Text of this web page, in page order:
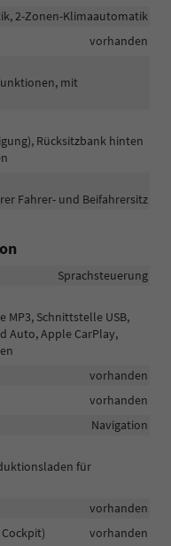
2-Zonen-Klimaautomatik
vorhanden
mit
Rücksitzbank hinten
Fahrer- und Beifahrersitz
Sprachsteuerung
MP3, Schnittstelle USB,
Auto, Apple CarPlay,
vorhanden
vorhanden
Navigation
für
vorhanden
vorhanden